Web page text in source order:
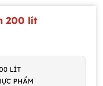
200 lít
LÍT
PHẨM